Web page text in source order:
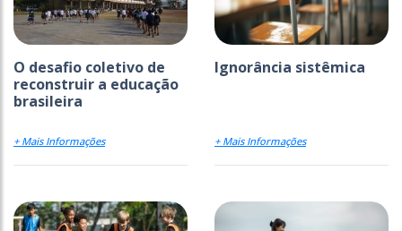
O desafio coletivo de
reconstruir a educação
brasileira
+ Mais Informações
Ignorância sistêmica
+ Mais Informações